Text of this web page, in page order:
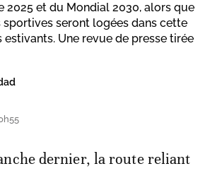
2025 et du Mondial 2030, alors que
seront logées dans cette
estivants. Une revue de presse tirée
dernier, la route reliant